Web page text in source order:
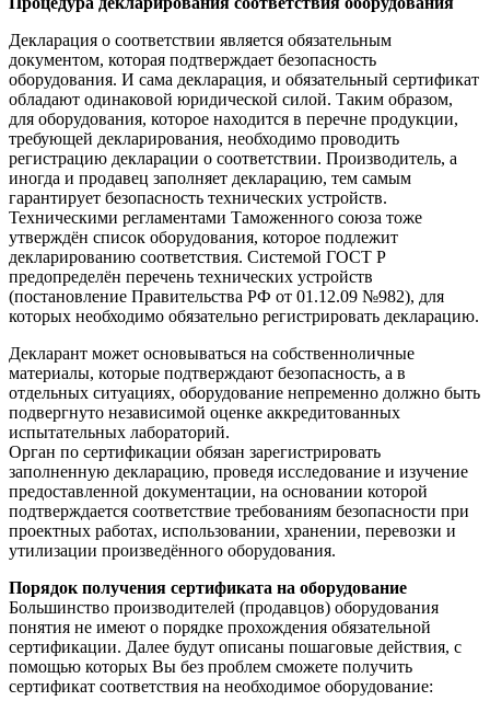
Декларация о соответствии является обязательным
документом, которая подтверждает безопасность
оборудования. И сама декларация, и обязательный сертификат
обладают одинаковой юридической силой. Таким образом,
для оборудования, которое находится в перечне продукции,
требующей декларирования, необходимо проводить
регистрацию декларации о соответствии. Производитель, а
иногда и продавец заполняет декларацию, тем самым
гарантирует безопасность технических устройств.
Техническими регламентами Таможенного союза тоже
утверждён список оборудования, которое подлежит
декларированию соответствия. Системой ГОСТ Р
предопределён перечень технических устройств
(постановление Правительства РФ от 01.12.09 №982), для
которых необходимо обязательно регистрировать декларацию.
Декларант может основываться на собственноличные
материалы, которые подтверждают безопасность, а в
отдельных ситуациях, оборудование непременно должно быть
подвергнуто независимой оценке аккредитованных
испытательных лабораторий.
Орган по сертификации обязан зарегистрировать
заполненную декларацию, проведя исследование и изучение
предоставленной документации, на основании которой
подтверждается соответствие требованиям безопасности при
проектных работах, использовании, хранении, перевозки и
утилизации произведённого оборудования.
Порядок получения сертификата на оборудование
Большинство производителей (продавцов) оборудования
понятия не имеют о порядке прохождения обязательной
сертификации. Далее будут описаны пошаговые действия, с
помощью которых Вы без проблем сможете получить
сертификат соответствия на необходимое оборудование: